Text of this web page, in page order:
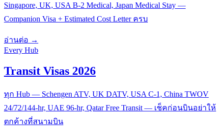
Singapore, UK, USA B-2 Medical, Japan Medical Stay —
Companion Visa + Estimated Cost Letter ครบ
อ่านต่อ →
Every Hub
Transit Visas 2026
ทุก Hub — Schengen ATV, UK DATV, USA C-1, China TWOV
24/72/144-hr, UAE 96-hr, Qatar Free Transit — เช็คก่อนบินอย่าให้
ตกค้างที่สนามบิน